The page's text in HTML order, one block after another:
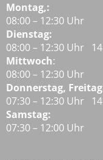
Montag,:
08:00 – 12:30 Uhr
Dienstag:
08:00 – 12:30 Uhr
Mittwoch:
08:00 – 12:30 Uhr
Donnerstag,
07:30 – 12:30 Uhr
Samstag:
07:30 – 12:00 Uhr